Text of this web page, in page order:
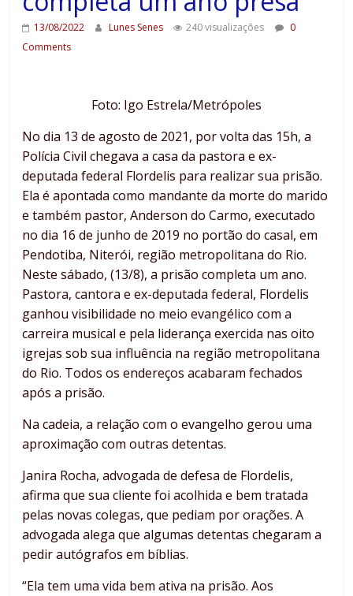
13/08/2022 Lunes Senes 240 visualizações
0
Comments
Foto: Igo Estrela/Metrópoles
No dia 13 de agosto de 2021, por volta das 15h, a
Polícia Civil chegava a casa da pastora e ex-
deputada federal Flordelis para realizar sua prisão.
Ela é apontada como mandante da morte do marido
e também pastor, Anderson do Carmo, executado
no dia 16 de junho de 2019 no portão do casal, em
Pendotiba, Niterói, região metropolitana do Rio.
Neste sábado, (13/8), a prisão completa um ano.
Pastora, cantora e ex-deputada federal, Flordelis
ganhou visibilidade no meio evangélico com a
carreira musical e pela liderança exercida nas oito
igrejas sob sua influência na região metropolitana
do Rio. Todos os endereços acabaram fechados
após a prisão.
Na cadeia, a relação com o evangelho gerou uma
aproximação com outras detentas.
Janira Rocha, advogada de defesa de Flordelis,
afirma que sua cliente foi acolhida e bem tratada
pelas novas colegas, que pediam por orações. A
advogada alega que algumas detentas chegaram a
pedir autógrafos em bíblias.
“Ela tem uma vida bem ativa na prisão. Aos